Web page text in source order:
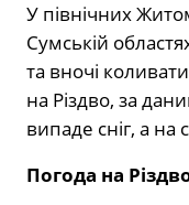
У північних
Сумській
та вночі
на Різдво, за
випаде сніг, а на
Погода на